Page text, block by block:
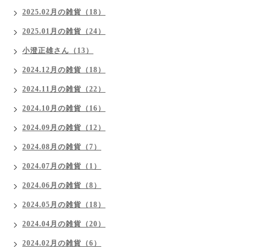
2025.02月の雑貨（18）
2025.01月の雑貨（24）
小澄正雄さん（13）
2024.12月の雑貨（18）
2024.11月の雑貨（22）
2024.10月の雑貨（16）
2024.09月の雑貨（12）
2024.08月の雑貨（7）
2024.07月の雑貨（1）
2024.06月の雑貨（8）
2024.05月の雑貨（18）
2024.04月の雑貨（20）
2024.02月の雑貨（6）